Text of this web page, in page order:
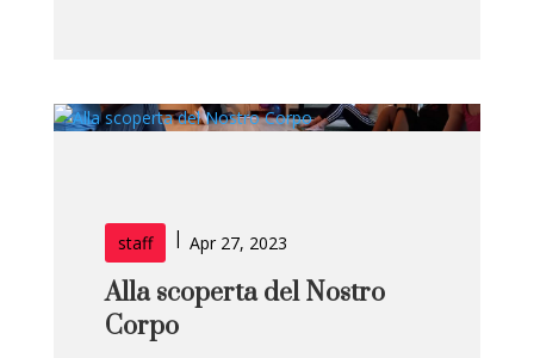
staff | Apr 27, 2023
Alla scoperta del Nostro
Corpo